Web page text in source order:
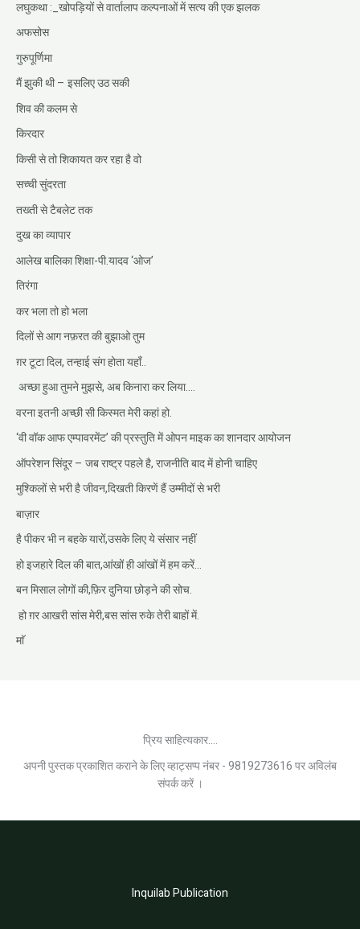
लघुकथा :_खोपड़ियों से वार्तालाप कल्पनाओं में सत्य की एक झलक
अफसोस
गुरुपूर्णिमा
मैं झुकी थी – इसलिए उठ सकी
शिव की कलम से
किरदार
किसी से तो शिकायत कर रहा है वो
सच्ची सुंदरता
तख्ती से टैबलेट तक
दुख का व्यापार
आलेख बालिका शिक्षा-पी.यादव ‘ओज’
तिरंगा
कर भला तो हो भला
दिलों से आग नफ़रत की बुझाओ तुम
ग़र टूटा दिल, तन्हाई संग होता यहाँ..
अच्छा हुआ तुमने मुझसे, अब किनारा कर लिया….
वरना इतनी अच्छी सी किस्मत मेरी कहां हो.
‘वी वॉक आफ एम्पावरमेंट’ की प्रस्तुति में ओपन माइक का शानदार आयोजन
ऑपरेशन सिंदूर – जब राष्ट्र पहले है, राजनीति बाद में होनी चाहिए
मुश्किलों से भरी है जीवन,दिखती किरणें हैं उम्मीदों से भरी
बाज़ार
है पीकर भी न बहके यारों,उसके लिए ये संसार नहीं
हो इजहारे दिल की बात,आंखों ही आंखों में हम करें…
बन मिसाल लोगों की,फ़िर दुनिया छोड़ने की सोच.
हो ग़र आखरी सांस मेरी,बस सांस रुके तेरी बाहों में.
माॅ
प्रिय साहित्यकार....
अपनी पुस्तक प्रकाशित कराने के लिए व्हाट्सप्प नंबर - 9819273616 पर अविलंब
संपर्क करें ।
Inquilab Publication